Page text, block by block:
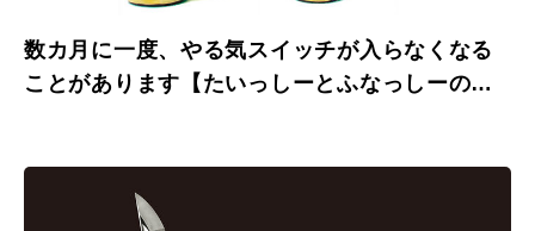
数カ月に一度、やる気スイッチが入らなくなる
ことがあります【たいっしーとふなっしーのお